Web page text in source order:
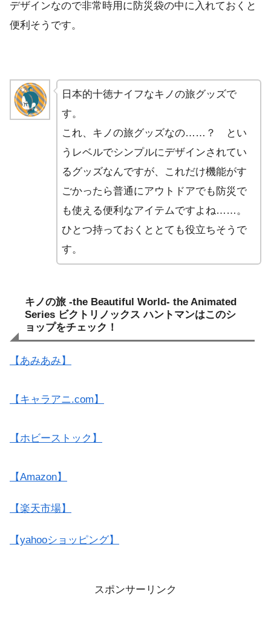
デザインなので非常時用に防災袋の中に入れておくと
便利そうです。
日本的十徳ナイフなキノの旅グッズで
す。
これ、キノの旅グッズなの……？ とい
うレベルでシンプルにデザインされてい
るグッズなんですが、これだけ機能がす
ごかったら普通にアウトドアでも防災で
も使える便利なアイテムですよね……。
ひとつ持っておくととても役立ちそうで
す。
キノの旅 -the Beautiful World- the Animated
Series ビクトリノックス ハントマンはこのシ
ョップをチェック！
【あみあみ】
【キャラアニ.com】
【ホビーストック】
【Amazon】
【楽天市場】
【yahooショッピング】
スポンサーリンク